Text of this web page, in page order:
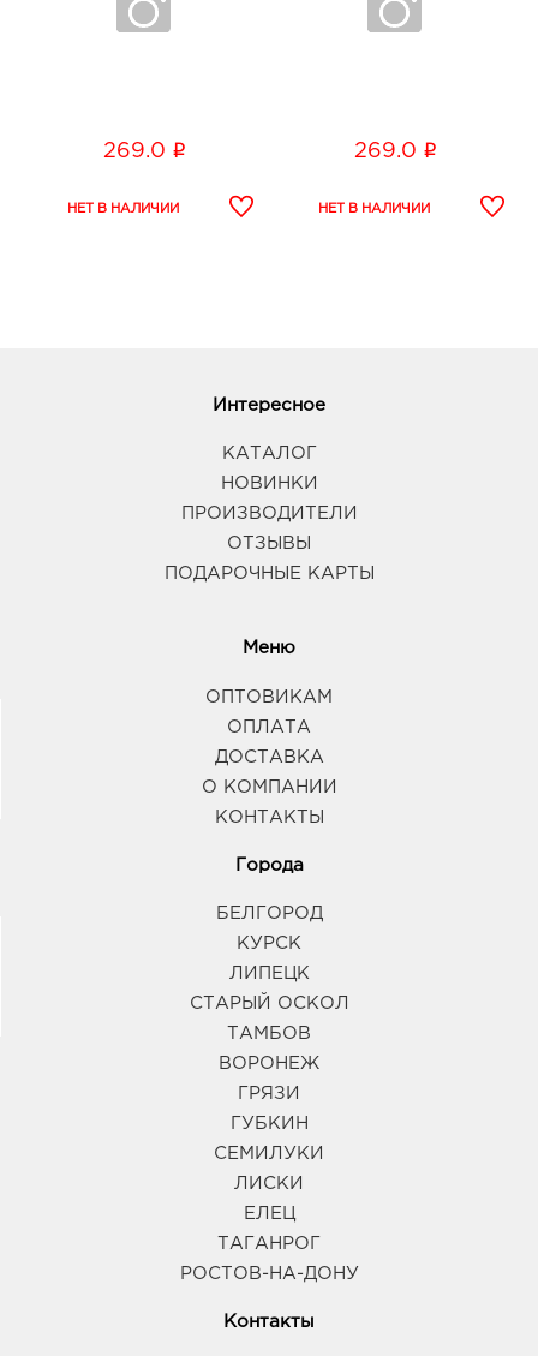
269.0 i 269.0 i
Интересное
КАТАЛОГ
НОВИНКИ
ПРОИЗВОДИТЕЛИ
ОТЗЫВЫ
ПОДАРОЧНЫЕ КАРТЫ
Меню
ОПТОВИКАМ
ОПЛАТА
ДОСТАВКА
О КОМПАНИИ
КОНТАКТЫ
Города
БЕЛГОРОД
КУРСК
ЛИПЕЦК
СТАРЫЙ ОСКОЛ
ТАМБОВ
ВОРОНЕЖ
ГРЯЗИ
ГУБКИН
СЕМИЛУКИ
ЛИСКИ
ЕЛЕЦ
ТАГАНРОГ
РОСТОВ-НА-ДОНУ
Контакты